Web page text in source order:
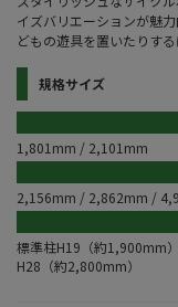
イズバリエーションが魅
どもの遊具を置いたりする
規格サイズ
1,801mm / 2,101mm
2,156mm / 2,862mm /
標準柱H19（約1,900mm
H28（約2,800mm）